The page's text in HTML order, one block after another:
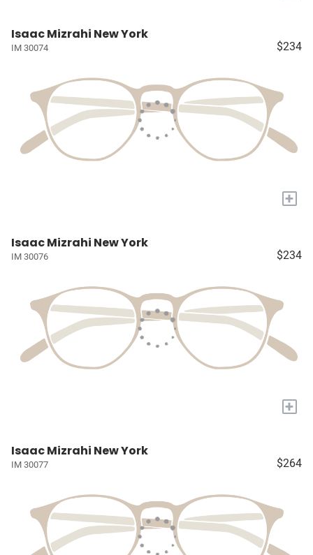
Isaac Mizrahi New York
IM 30074 $234
+
Isaac Mizrahi New York
IM 30076 $234
+
Isaac Mizrahi New York
IM 30077 $264